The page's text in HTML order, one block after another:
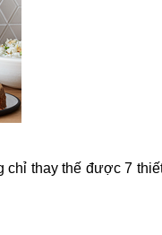
chỉ thay thế được 7